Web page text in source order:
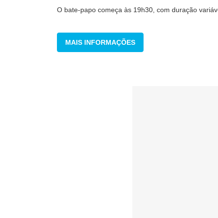
O bate-papo começa às 19h30, com duração
MAIS INFORMAÇÕES